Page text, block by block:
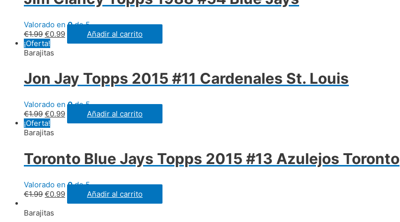
Valorado en0de 5
€1.99 €0.99
Añadir al carrito
¡Oferta!
Barajitas
Jon Jay Topps 2015 #11 Cardenales St. Louis
Valorado en0de 5
€1.99 €0.99
Añadir al carrito
¡Oferta!
Barajitas
Toronto Blue Jays Topps 2015 #13 Azulejos Toronto
Valorado en0de 5
€1.99 €0.99
Añadir al carrito
Barajitas